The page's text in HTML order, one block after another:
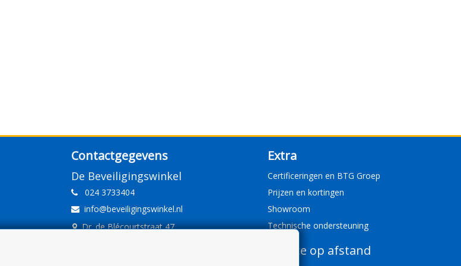
Contactgegevens
De Beveiligingswinkel
024 3733404
info@beveiligingswinkel.nl
Dr. de Blécourtstraat 47
Extra
Certificeringen en BTG Groep
Prijzen en kortingen
Showroom
Technische ondersteuning
Service op afstand